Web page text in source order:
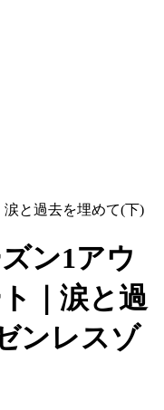
と過去を埋めて(下)
ン1アウ
｜涙と過
ンレスゾ